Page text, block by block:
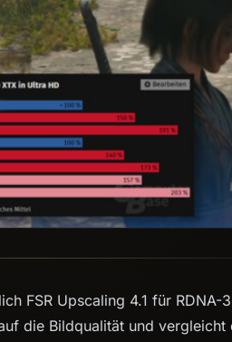
FSR Upscaling 4.1 für RDNA-
die Bildqualität und vergleicht